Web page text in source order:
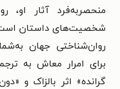
منحصربه‌فرد آثار او،
شخصیت‌های داستان است.
روان‌شناختی جهان
برای امرار معاش به
گرانده» اثر بالزاک و